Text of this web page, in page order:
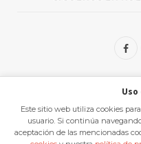
F
c
e
b
Este sitio web utiliza cookies
usuario. Si continúa
aceptación de las mencionadas